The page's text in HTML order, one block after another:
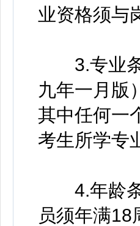
业资格须与
3.专业条
九年一月版
其中任何一
考生所学专
4.年龄条
员须年满18